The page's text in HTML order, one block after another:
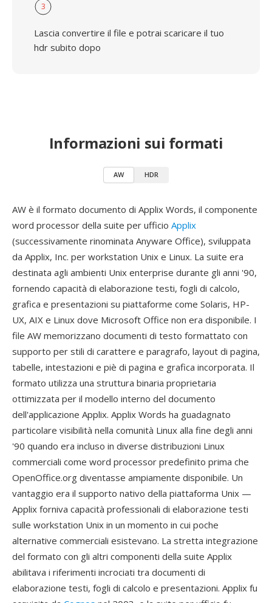
3
Lascia convertire il file e potrai scaricare il tuo
hdr subito dopo
Informazioni sui formati
AW HDR
AW è il formato documento di Applix Words, il componente
word processor della suite per ufficio Applix
(successivamente rinominata Anyware Office), sviluppata
da Applix, Inc. per workstation Unix e Linux. La suite era
destinata agli ambienti Unix enterprise durante gli anni '90,
fornendo capacità di elaborazione testi, fogli di calcolo,
grafica e presentazioni su piattaforme come Solaris, HP-
UX, AIX e Linux dove Microsoft Office non era disponibile. I
file AW memorizzano documenti di testo formattato con
supporto per stili di carattere e paragrafo, layout di pagina,
tabelle, intestazioni e piè di pagina e grafica incorporata. Il
formato utilizza una struttura binaria proprietaria
ottimizzata per il modello interno del documento
dell'applicazione Applix. Applix Words ha guadagnato
particolare visibilità nella comunità Linux alla fine degli anni
'90 quando era incluso in diverse distribuzioni Linux
commerciali come word processor predefinito prima che
OpenOffice.org diventasse ampiamente disponibile. Un
vantaggio era il supporto nativo della piattaforma Unix —
Applix forniva capacità professionali di elaborazione testi
sulle workstation Unix in un momento in cui poche
alternative commerciali esistevano. La stretta integrazione
del formato con gli altri componenti della suite Applix
abilitava i riferimenti incrociati tra documenti di
elaborazione testi, fogli di calcolo e presentazioni. Applix fu